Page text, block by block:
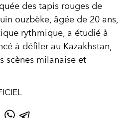
des tapis rouges de
ouzbèke, âgée de 20 ans,
rythmique, a étudié à
à défiler au Kazakhstan,
scènes milanaise et